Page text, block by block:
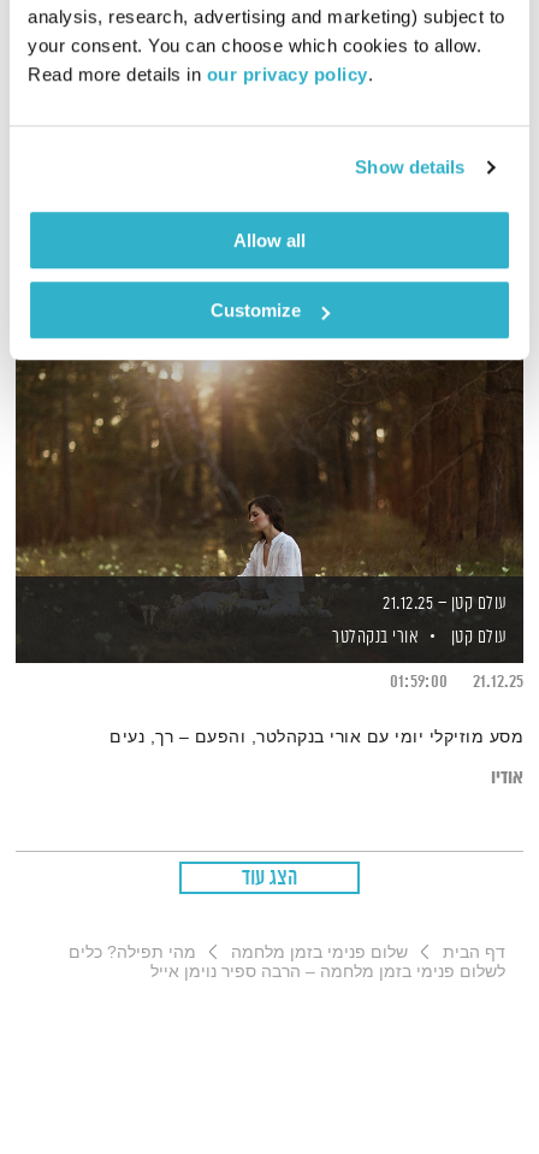
analysis, research, advertising and marketing) subject to
your consent. You can choose which cookies to allow.
Read more details in our privacy policy.
Show details
Allow all
Customize
מנועים קדימה
גלית גורא-עיני
20.10.22
01:00:08
עולם קטן – 21.12.25
עולם קטן
אורי בנקהלטר
21.12.25
01:59:00
מסע מוזיקלי יומי עם אורי בנקהלטר, והפעם – רך, נעים
אודיו
הצג עוד
דף הבית שלום פנימי בזמן מלחמה
מהי תפילה? כלים
לשלום פנימי בזמן מלחמה – הרבה ספיר נוימן אייל